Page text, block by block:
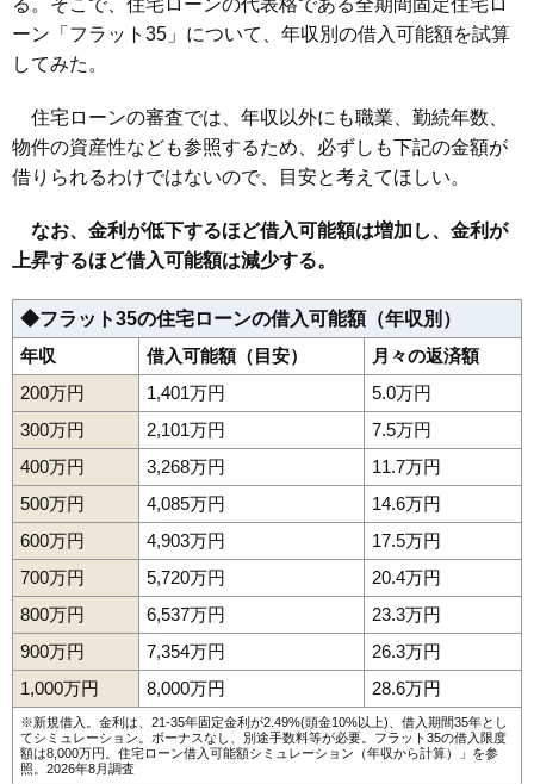
る。そこで、住宅ローンの代表格である全期間固定住宅ロ
ーン「フラット35」について、年収別の借入可能額を試算
してみた。
住宅ローンの審査では、年収以外にも職業、勤続年数、
物件の資産性なども参照するため、必ずしも下記の金額が
借りられるわけではないので、目安と考えてほしい。
なお、金利が低下するほど借入可能額は増加し、金利が
上昇するほど借入可能額は減少する。
◆フラット35の住宅ローンの借入可能額（年収別）
年収
借入可能額（目安）
月々の返済額
200万円
1,401万円
5.0万円
300万円
2,101万円
7.5万円
400万円
3,268万円
11.7万円
500万円
4,085万円
14.6万円
600万円
4,903万円
17.5万円
700万円
5,720万円
20.4万円
800万円
6,537万円
23.3万円
900万円
7,354万円
26.3万円
1,000万円
8,000万円 28.6万円
※新規借入。金利は、21-35年固定金利が2.49%(頭金10%以上)、借入期間35年とし
てシミュレーション。ボーナスなし、別途手数料等が必要。フラット35の借入限度
額は8,000万円。 住宅ローン借入可能額シミュレーション（年収から計算）
」を参
照。2026年8月調査